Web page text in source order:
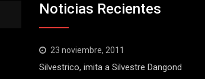
Noticias Recientes
23 noviembre, 2011
Silvestrico, imita a Silvestre Dangond